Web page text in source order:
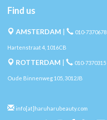
Find us
AMSTERDAM | 010-7370678
Hartenstraat 4, 1016CB
ROTTERDAM | 010-7370315
Oude Binnenweg 105, 3012JB
info[at]haruharubeauty.com